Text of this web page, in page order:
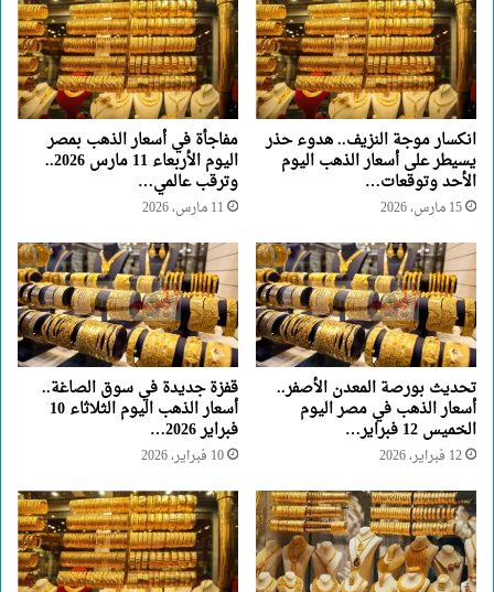
انكسار موجة النزيف.. هدوء حذر
يسيطر على أسعار الذهب اليوم
الأحد وتوقعات…
15 مارس، 2026
مفاجأة في أسعار الذهب بمصر
اليوم الأربعاء 11 مارس 2026..
وترقب عالمي…
11 مارس، 2026
تحديث بورصة المعدن الأصفر..
أسعار الذهب في مصر اليوم
الخميس 12 فبراير…
12 فبراير، 2026
قفزة جديدة في سوق الصاغة..
أسعار الذهب اليوم الثلاثاء 10
فبراير 2026…
10 فبراير، 2026